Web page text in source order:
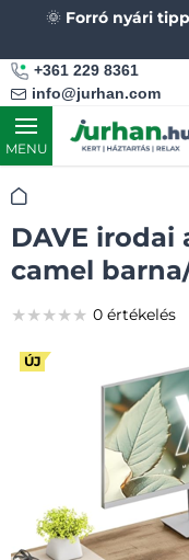
🌞 Forró nyári
+361 229 8361
info@jurhan.com
MENU
Kezdőlap
DAVE irodai
camel
ÚJ
★★★★★
★★★★★
★★★★★ 0 értékelés